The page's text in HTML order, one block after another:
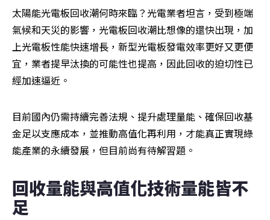
太陽能光電板回收潮何時來臨？光電業者坦言，受到極端
氣候和天災的影響，光電板回收潮比想像的還快出現，加
上光電板性能快速增長，新型光電板發電效率更好又更便
宜，業者提早汰換的可能性也提高，因此回收的迫切性已
經加速逼近。
目前國內仍需持續完善法規、提升處理量能、確保回收基
金足以支應成本，並推動高值化再利用，才能真正實現綠
能產業的永續發展，但目前尚有待解習題。
回收量能與高值化技術量能皆不
足